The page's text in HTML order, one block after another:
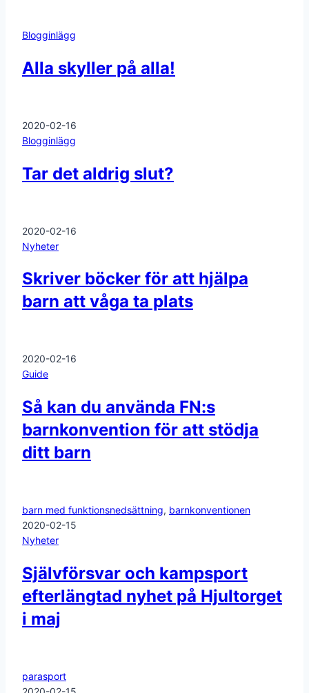
Blogginlägg
Alla skyller på alla!
2020-02-16
Blogginlägg
Tar det aldrig slut?
2020-02-16
Nyheter
Skriver böcker för att hjälpa
barn att våga ta plats
2020-02-16
Guide
Så kan du använda FN:s
barnkonvention för att stödja
ditt barn
barn med funktionsnedsättning, barnkonventionen
2020-02-15
Nyheter
Självförsvar och kampsport
efterlängtad nyhet på Hjultorget
i maj
parasport